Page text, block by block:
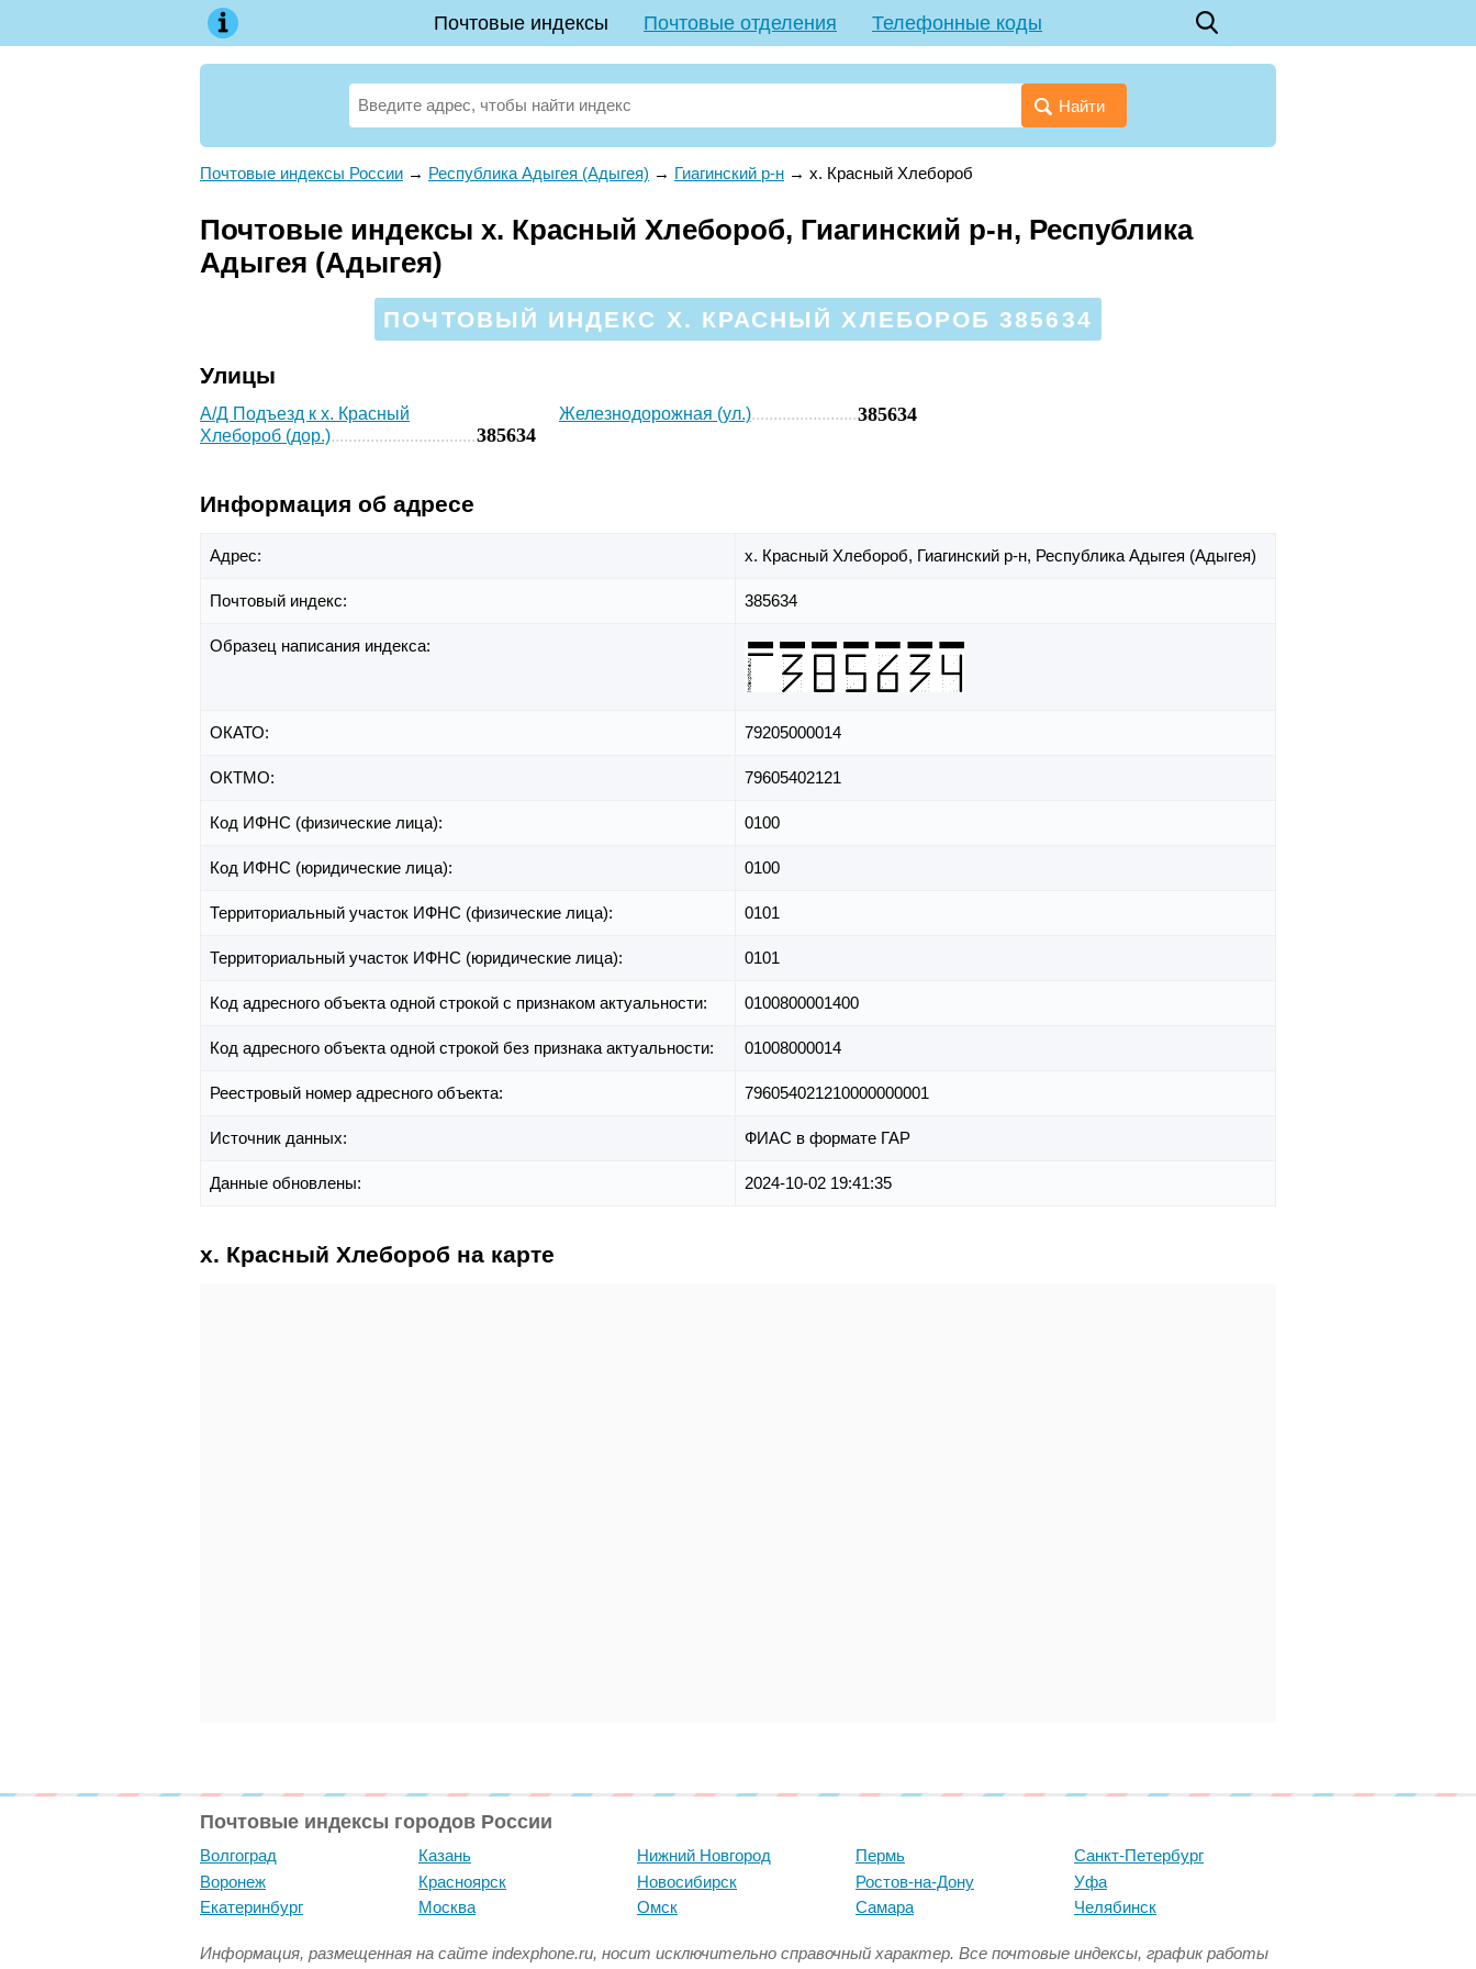
Почтовые индексы Почтовые отделения Телефонные коды
Найти
Почтовые индексы России → Республика Адыгея (Адыгея) → Гиагинский р-н → х. Красный Хлебороб
Почтовые индексы х. Красный Хлебороб, Гиагинский р-н, Республика
Адыгея (Адыгея)
ПОЧТОВЫЙ ИНДЕКС Х. КРАСНЫЙ ХЛЕБОРОБ 385634
Улицы
А/Д Подъезд к х. Красный
Хлебороб (дор.)
385634
Железнодорожная (ул.) 385634
Информация об адресе
Адрес: х. Красный Хлебороб, Гиагинский р-н, Республика Адыгея (Адыгея)
Почтовый индекс: 385634
Образец написания индекса:
ОКАТО: 79205000014
ОКТМО: 79605402121
Код ИФНС (физические лица): 0100
Код ИФНС (юридические лица): 0100
Территориальный участок ИФНС (физические лица): 0101
Территориальный участок ИФНС (юридические лица): 0101
Код адресного объекта одной строкой с признаком актуальности: 0100800001400
Код адресного объекта одной строкой без признака актуальности: 01008000014
Реестровый номер адресного объекта: 796054021210000000001
Источник данных: ФИАС в формате ГАР
Данные обновлены: 2024-10-02 19:41:35
х. Красный Хлебороб на карте
Почтовые индексы городов России
Волгоград
Воронеж
Екатеринбург
Казань
Красноярск
Москва
Нижний Новгород
Новосибирск
Омск
Пермь
Ростов-на-Дону
Самара
Санкт-Петербург
Уфа
Челябинск
Информация, размещенная на сайте indexphone.ru, носит исключительно справочный характер. Все почтовые индексы, график работы